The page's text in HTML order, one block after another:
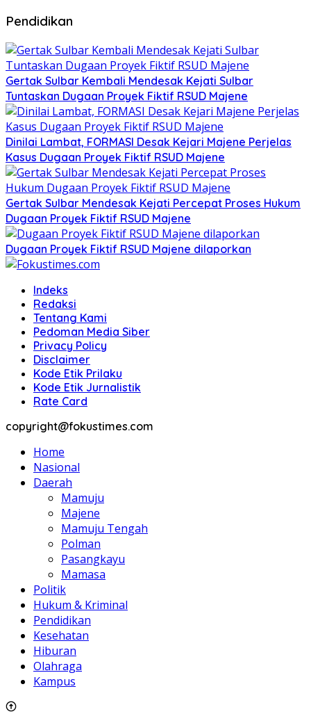
Pendidikan
Gertak Sulbar Kembali Mendesak Kejati Sulbar
Tuntaskan Dugaan Proyek Fiktif RSUD Majene
Dinilai Lambat, FORMASI Desak Kejari Majene Perjelas
Kasus Dugaan Proyek Fiktif RSUD Majene
Gertak Sulbar Mendesak Kejati Percepat Proses Hukum
Dugaan Proyek Fiktif RSUD Majene
Dugaan Proyek Fiktif RSUD Majene dilaporkan
Indeks
Redaksi
Tentang Kami
Pedoman Media Siber
Privacy Policy
Disclaimer
Kode Etik Prilaku
Kode Etik Jurnalistik
Rate Card
copyright@fokustimes.com
Home
Nasional
Daerah
Mamuju
Majene
Mamuju Tengah
Polman
Pasangkayu
Mamasa
Politik
Hukum & Kriminal
Pendidikan
Kesehatan
Hiburan
Olahraga
Kampus